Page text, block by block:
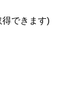
得できます)